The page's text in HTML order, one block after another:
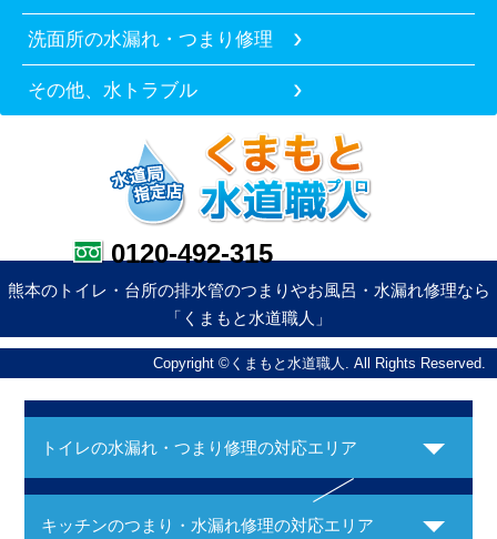
洗面所の水漏れ・つまり修理
その他、水トラブル
0120-492-315
熊本のトイレ・台所の排水管のつまりやお風呂・水漏れ修理なら
「くまもと水道職人」
Copyright ©くまもと水道職人. All Rights Reserved.
トイレの水漏れ・つまり修理の対応エリア
キッチンのつまり・水漏れ修理の対応エリア